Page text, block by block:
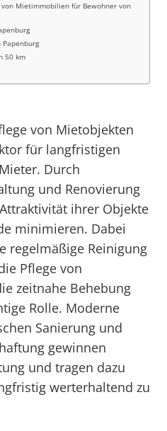
von Mietimmobilien für Bewohner von
50 km
von Mietobjekten
für langfristigen
Durch
und Renovierung
ihrer Objekte
minimieren. Dabei
regelmäßige Reinigung
Pflege von
zeitnahe Behebung
Rolle. Moderne
Sanierung und
gewinnen
und tragen dazu
werterhaltend zu